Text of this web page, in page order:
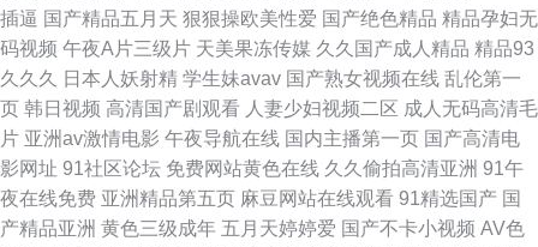
插逼 国产精品五月天 狠狠操欧美性爱 国产绝色精品 精品孕妇无
码视频 午夜A片三级片 天美果冻传媒 久久国产成人精品 精品93
久久久
日本人妖射精 学生妹avav 国产熟女视频在线 乱伦第一
页 韩日视频 高清国产剧观看 人妻少妇视频二区 成人无码高清毛
片 亚洲av激情电影 午夜导航在线 国内主播第一页 国产高清电
影网址 91社区论坛 免费网站黄色在线 久久偷拍高清亚洲 91午
夜在线免费 亚洲精品第五页 麻豆网站在线观看 91精选国产 国
产精品亚洲 黄色三级成年 五月天婷婷爱 国产不卡小视频 AV色